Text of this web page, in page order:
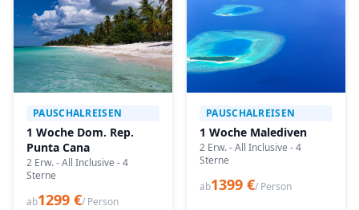
PAUSCHALREISEN
1 Woche Dom. Rep.
Punta Cana
2 Erw. - All Inclusive - 4
Sterne
ab1299 €/ Person
PAUSCHALREISEN
1 Woche Malediven
2 Erw. - All Inclusive - 4
Sterne
ab1399 €/ Person